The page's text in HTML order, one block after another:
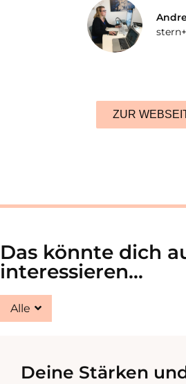
ZUR
Das könnte dich
interessieren...
Alle
Deine Stärken